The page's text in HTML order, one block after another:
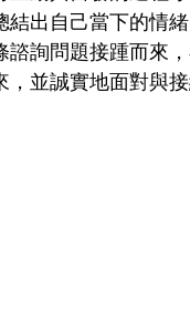
出自己當下的情
詢問題接踵而來
並誠實地面對與接